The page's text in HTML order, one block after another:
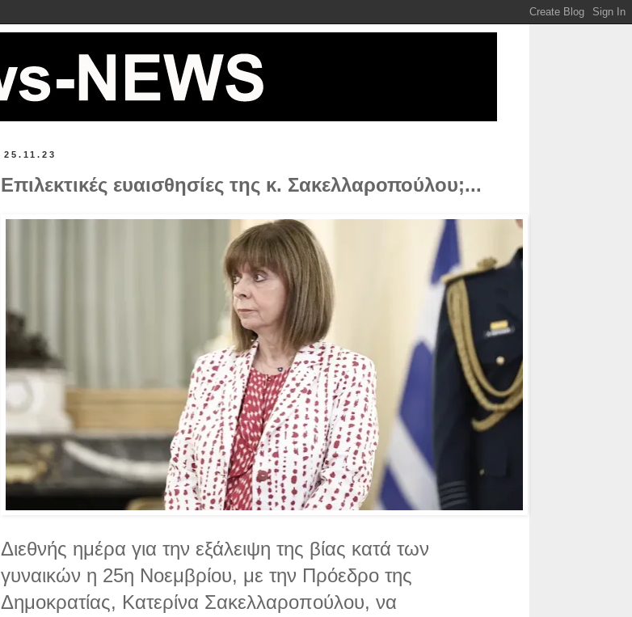
25.11.23
Επιλεκτικές ευαισθησίες της κ. Σακελλαροπούλου;...
Διεθνής ημέρα για την εξάλειψη της βίας κατά των
γυναικών η 25η Νοεμβρίου, με την Πρόεδρο της
Δημοκρατίας, Κατερίνα Σακελλαροπούλου, να